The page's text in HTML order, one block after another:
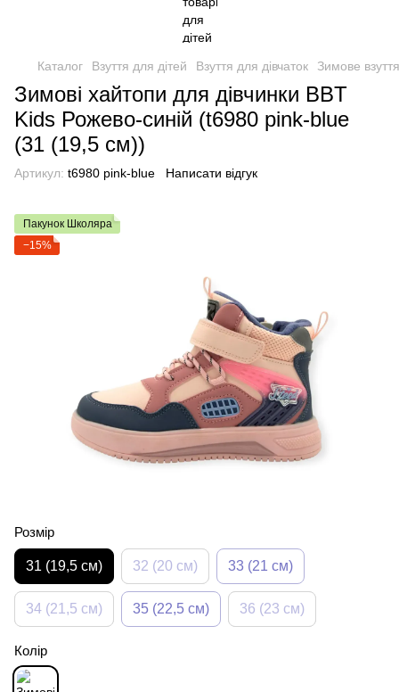
Каталог Взуття для дітей Взуття для дівчаток Зимове
Зимові хайтопи для дівчинки BBT
Kids Рожево-синій (t6980 pink-blue
(31 (19,5 см))
Артикул: t6980 pink-blue Написати відгук
Пакунок Школяра
−15%
Розмір
31 (19,5 см) 32 (20 см) 33 (21 см)
34 (21,5 см) 35 (22,5 см) 36 (23 см)
Колір